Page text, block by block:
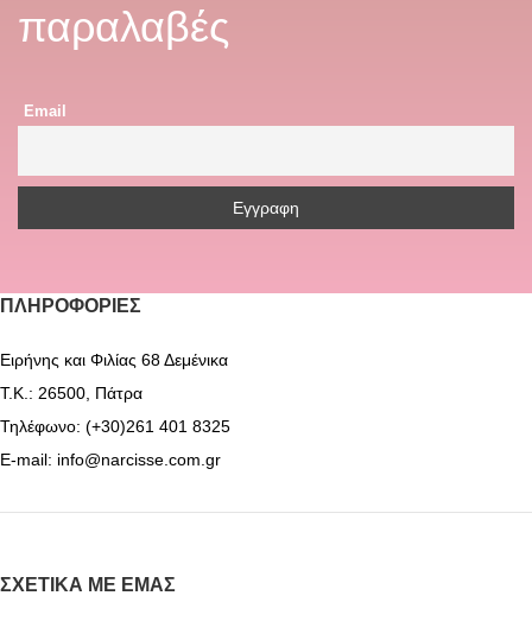
παραλαβές
Email
ΠΛΗΡΟΦΟΡΊΕΣ
Ειρήνης και Φιλίας 68 Δεμένικα
Τ.Κ.: 26500, Πάτρα
Τηλέφωνο: (+30)261 401 8325
E-mail: info@narcisse.com.gr
ΣΧΕΤΙΚΆ ΜΕ ΕΜΆΣ